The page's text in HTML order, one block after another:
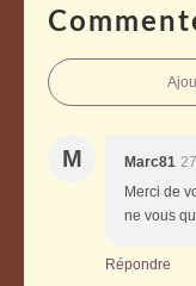
M Marc81
Merci de
ne vous
Répondre